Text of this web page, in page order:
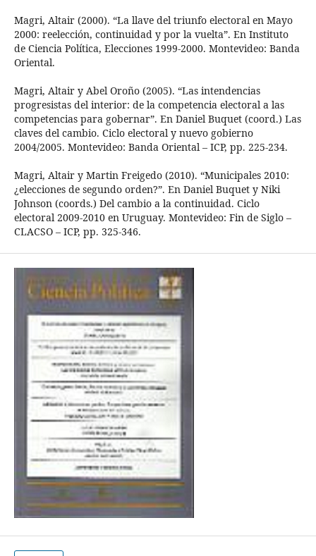
Magri, Altair (2000). “La llave del triunfo electoral en Mayo
2000: reelección, continuidad y por la vuelta”. En Instituto
de Ciencia Política, Elecciones 1999-2000. Montevideo: Banda
Oriental.
Magri, Altair y Abel Oroño (2005). “Las intendencias
progresistas del interior: de la competencia electoral a las
competencias para gobernar”. En Daniel Buquet (coord.) Las
claves del cambio. Ciclo electoral y nuevo gobierno
2004/2005. Montevideo: Banda Oriental – ICP, pp. 225-234.
Magri, Altair y Martin Freigedo (2010). “Municipales 2010:
¿elecciones de segundo orden?”. En Daniel Buquet y Niki
Johnson (coords.) Del cambio a la continuidad. Ciclo
electoral 2009-2010 en Uruguay. Montevideo: Fin de Siglo –
CLACSO – ICP, pp. 325-346.